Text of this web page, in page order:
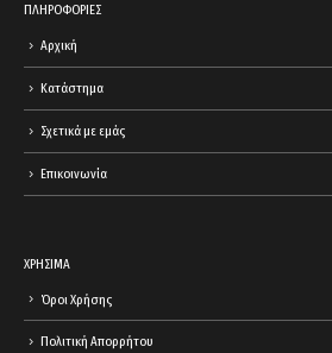
ΠΛΗΡΟΦΟΡΙΕΣ
Αρχική
Κατάστημα
Σχετικά με εμάς
Επικοινωνία
ΧΡΗΣΙΜΑ
Όροι Χρήσης
Πολιτική Απορρήτου